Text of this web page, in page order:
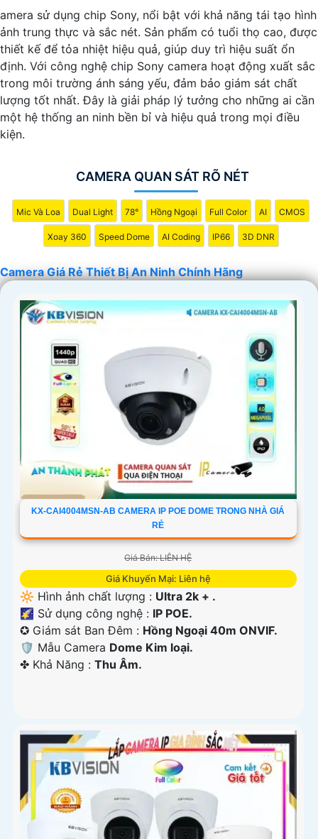
2MP (1920x1080). - Hỗ trợ chống ngược sáng kỹ thuật số.
- Thiết kế vỏ nhựa chống va đập. - Hồng ngoại ban đêm
khoảng cách lên đến 30m.
✳️3: **Camera Dahua HDCVI HAC-HFW1200T**: -
Camera HDCVI 2MP hỗ trợ chất lượng hình ảnh cao. - Lens
cố định 3.6mm. - Tầm quan sát hồng ngoại lên đến 20m. -
Chống ngược sáng Digital WDR, cân bằng sáng, chống
nhiễu 3D. - Giá phải chăng với chất lượng
sử dụng và không gian lắp đặt của bạn. Bạn có thể tham
khảo thêm thông tin chi tiết và mua hàng tại các cửa hàng
điện tử uy tín hoặc cửa hàng thiết bị an ninh chuyên
nghiệp. Chúc bạn tìm được giải pháp an ninh phù hợp!
amera sử dụng chip Sony, nổi bật với khả năng tái tạo hình
ảnh trung thực và sắc nét. Sản phẩm có tuổi thọ cao, được
thiết kế để tỏa nhiệt hiệu quả, giúp duy trì hiệu suất ổn
định. Với công nghệ chip Sony camera hoạt động xuất sắc
trong môi trường ánh sáng yếu, đảm bảo giám sát chất
lượng tốt nhất. Đây là giải pháp lý tưởng cho những ai cần
một hệ thống an ninh bền bỉ và hiệu quả trong mọi điều
kiện.
CAMERA QUAN SÁT RÕ NÉT
Mic Và Loa Dual Light 78° Hồng Ngoại Full Color AI CMOS
Xoay 360 Speed Dome AI Coding IP66 3D DNR
Camera Giá Rẻ Thiết Bị An Ninh Chính Hãng
KX-CAI4004MSN-AB CAMERA IP POE DOME TRONG NHÀ GIÁ
RẺ
Giá Bán: LIÊN HỆ
Giá Khuyến Mại: Liên hệ
🔆 Hình ảnh chất lượng : Ultra 2k + .
🌠 Sử dụng công nghệ : IP POE.
✪ Giám sát Ban Đêm : Hồng Ngoại 40m ONVIF.
🛡 Mẫu Camera Dome Kim loại.
️✤ Khả Năng : Thu Âm.